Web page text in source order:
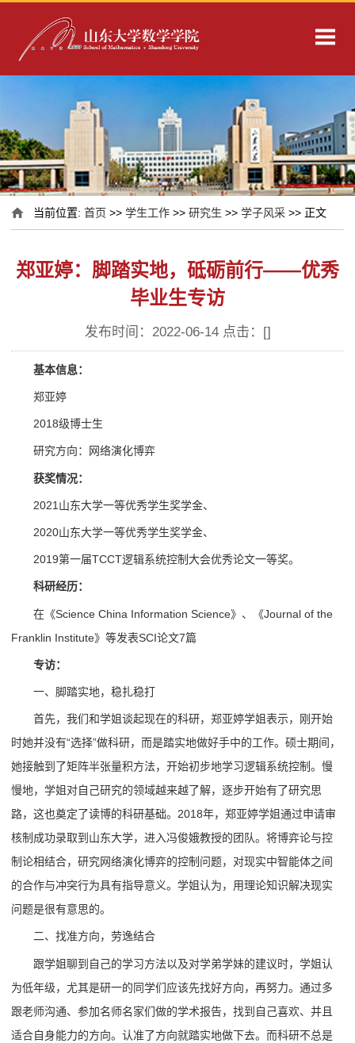
当前位置:首页 >>学生工作 >>研究生 >>学子风采 >> 正文
郑亚婷：脚踏实地，砥砺前行——优秀
毕业生专访
发布时间：2022-06-14 点击：[]
基本信息：
郑亚婷
2018级博士生
研究方向：网络演化博弈
获奖情况：
2021山东大学一等优秀学生奖学金、
2020山东大学一等优秀学生奖学金、
2019第一届TCCT逻辑系统控制大会优秀论文一等奖。
科研经历：
在《Science China Information Science》、《Journal of the
Franklin Institute》等发表SCI论文7篇
专访：
一、脚踏实地，稳扎稳打
首先，我们和学姐谈起现在的科研，郑亚婷学姐表示，刚开始
时她并没有“选择”做科研，而是踏实地做好手中的工作。硕士期间，
她接触到了矩阵半张量积方法，开始初步地学习逻辑系统控制。慢
慢地，学姐对自己研究的领域越来越了解，逐步开始有了研究思
路，这也奠定了读博的科研基础。2018年，郑亚婷学姐通过申请审
核制成功录取到山东大学，进入冯俊娥教授的团队。将博弈论与控
制论相结合，研究网络演化博弈的控制问题，对现实中智能体之间
的合作与冲突行为具有指导意义。学姐认为，用理论知识解决现实
问题是很有意思的。
二、找准方向，劳逸结合
跟学姐聊到自己的学习方法以及对学弟学妹的建议时，学姐认
为低年级，尤其是研一的同学们应该先找好方向，再努力。通过多
跟老师沟通、参加名师名家们做的学术报告，找到自己喜欢、并且
适合自身能力的方向。认准了方向就踏实地做下去。而科研不总是